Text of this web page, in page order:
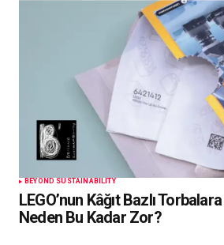
BEYOND SUSTAINABILITY
LEGO’nun Kâğıt Bazlı
Neden Bu Kadar Zor?